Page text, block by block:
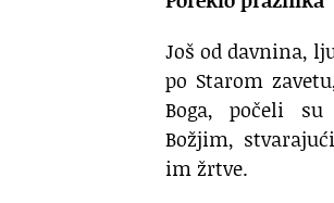
Još od davnina,
po Starom
Boga, počeli
Božjim,
im žrtve.